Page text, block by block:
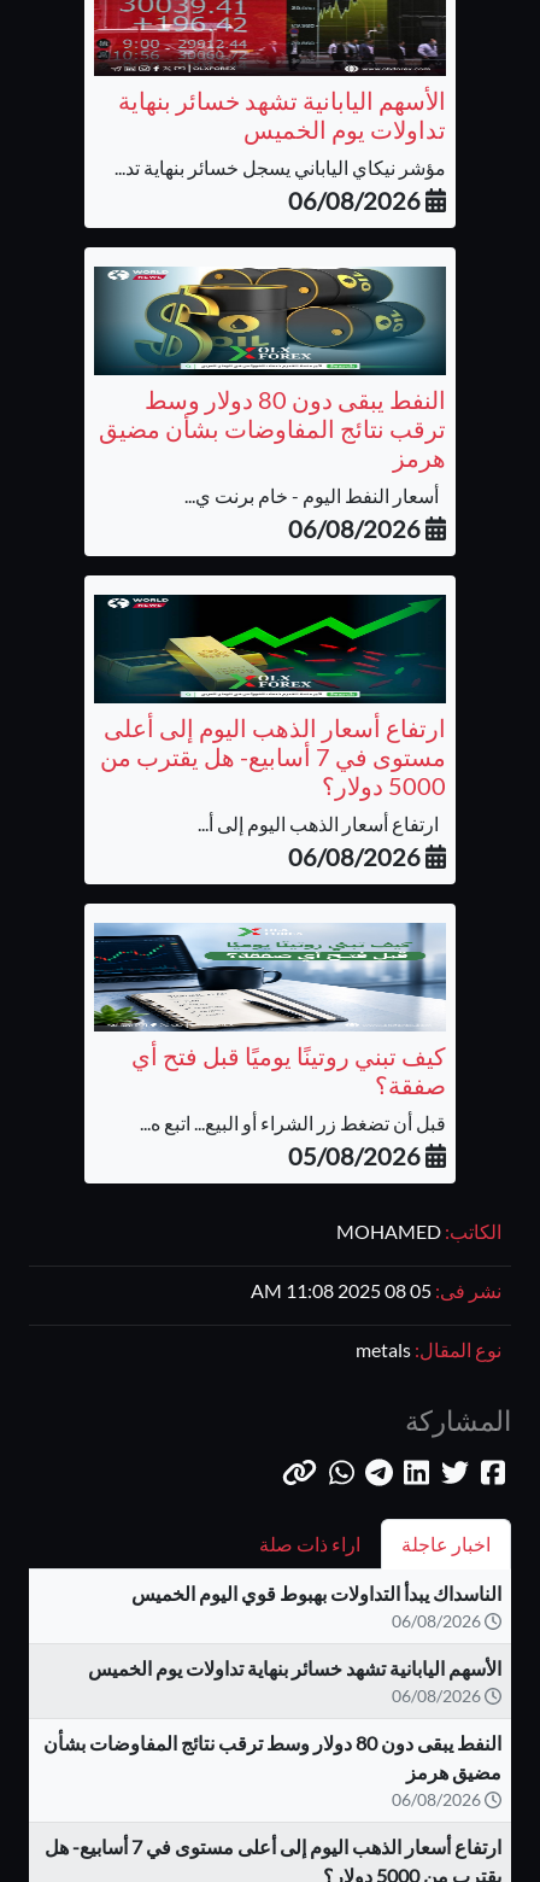
الكاتب:
نشر فى:
نوع المقال:
المشاركة
اخبار عاجلة اراء ذات صلة
الناسداك يبدأ التداولات بهبوط قوي اليوم الخميس
الأسهم اليابانية تشهد خسائر بنهاية تداولات يوم الخميس
النفط يبقى دون 80 دولار وسط ترقب نتائج المفاوضات بشأن
مضيق هرمز
ارتفاع أسعار الذهب اليوم إلى أعلى مستوى في 7 أسابيع- هل
يقترب من 5000 دولار؟
الأسهم اليابانية تشهد خسائر بنهاية
تداولات يوم الخميس
مؤشر نيكاي الياباني يسجل خسائر بنهاية تد...
06/08/2026
النفط يبقى دون 80 دولار وسط
ترقب نتائج المفاوضات بشأن مضيق
هرمز
أسعار النفط اليوم - خام برنت ي...
06/08/2026
ارتفاع أسعار الذهب اليوم إلى أعلى
مستوى في 7 أسابيع- هل يقترب من
5000 دولار؟
ارتفاع أسعار الذهب اليوم إلى أ...
06/08/2026
كيف تبني روتينًا يوميًا قبل فتح أي
صفقة؟
قبل أن تضغط زر الشراء أو البيع... اتبع ه...
05/08/2026